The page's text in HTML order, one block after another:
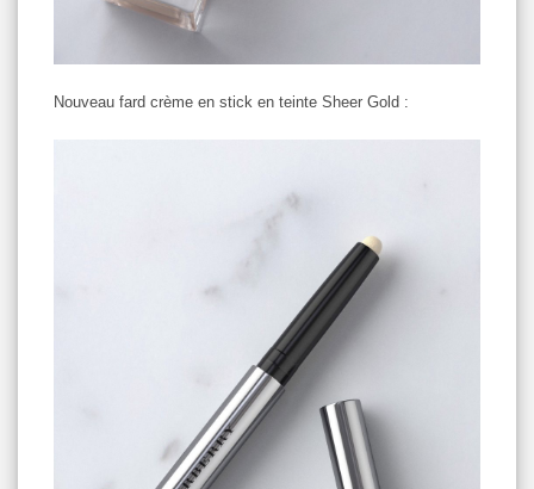
Nouveau fard crème en stick en teinte Sheer Gold :